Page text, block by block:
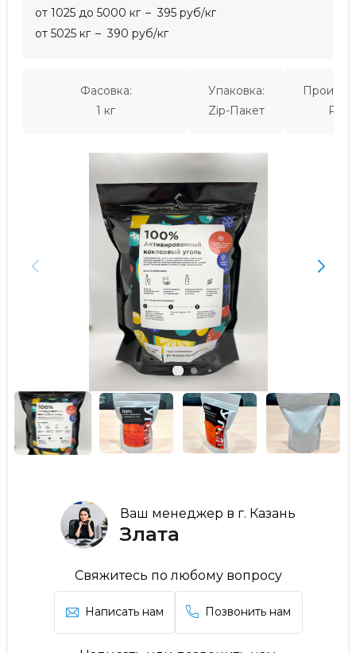
Ваш менеджер в г. Казань
Злата
Свяжитесь по любому вопросу
Написать нам Позвонить нам
Фасовка:
1 кг
Упаковка:
Zip-Пакет
от 1025 до 5000 кг
395 руб/кг
от 5025 кг
390 руб/кг